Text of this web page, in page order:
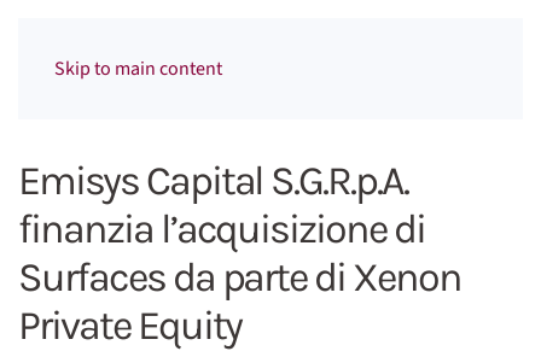
Skip to main content
Emisys Capital S.G.R.p.A.
finanzia l’acquisizione di
Surfaces da parte di Xenon
Private Equity